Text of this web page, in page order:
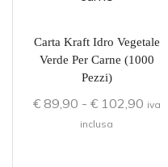
Carta Kraft Idro Vegetale
Verde Per Carne (1000
Pezzi)
€89,90 - €102,90 iva
inclusa